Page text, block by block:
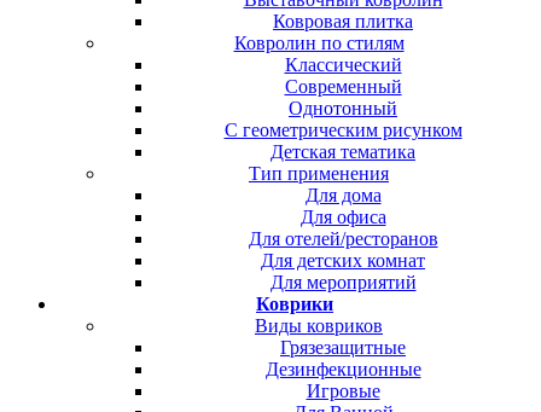
Ковровая плитка
Ковролин по стилям
Классический
Современный
Однотонный
С геометрическим рисунком
Детская тематика
Тип применения
Для дома
Для офиса
Для отелей/ресторанов
Для детских комнат
Для мероприятий
Коврики
Виды ковриков
Грязезащитные
Дезинфекционные
Игровые